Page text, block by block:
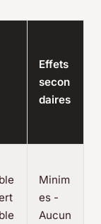
Effets
secon
daires
Minim
es -
Aucun